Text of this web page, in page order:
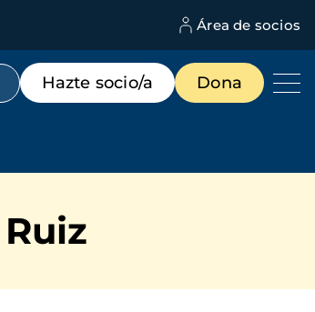
Área de socios
Menú
de
destacados
Hazte socio/a Dona